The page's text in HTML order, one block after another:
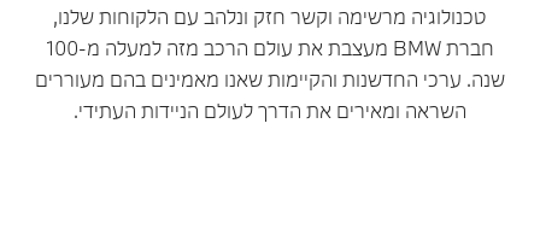
טכנולוגיה מרשימה וקשר חזק ונלהב עם הלקוחות שלנו,
חברת BMW מעצבת את עולם הרכב מזה למעלה מ-100
שנה. ערכי החדשנות והקיימות שאנו מאמינים בהם מעוררים
השראה ומאירים את הדרך לעולם הניידות העתידי.